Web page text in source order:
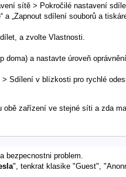
sítě > Pokročilé nastavení
„Zapnout sdílení souborů a
a zvolte Vlastnosti.
doma) a nastavte úroveň oprávnění.
Sdílení v blízkosti pro rychlé
zařízení ve stejné síti a zda
bezpecnostni problem.
", tenkrat klasike "Guest",